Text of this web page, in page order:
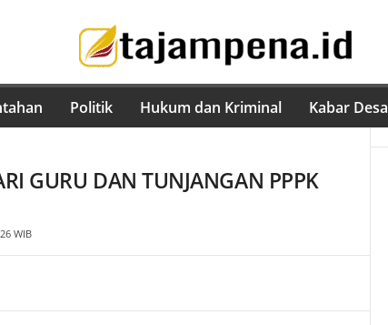
Politik Hukum dan Kriminal Kabar Desa
GURU DAN TUNJANGAN PPPK
WIB